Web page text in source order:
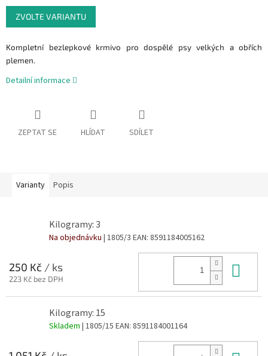
Měrná
cena:
ZVOLTE VARIANTU
Kompletní bezlepkové krmivo pro dospělé psy velkých a obřích
plemen.
Detailní informace
ZEPTAT SE HLÍDAT SDÍLET
Varianty Popis
Kilogramy: 3
Na objednávku | 1805/3 EAN: 8591184005162
250 Kč / ks
223 Kč bez DPH
Kilogramy: 15
Skladem | 1805/15 EAN: 8591184001164